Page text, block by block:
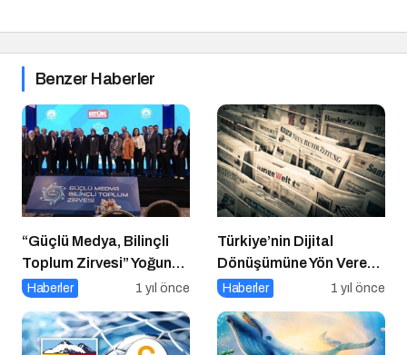
Benzer Haberler
“Güçlü Medya, Bilinçli
Toplum Zirvesi” Yoğun
Katılımla Gerçekleşti
Haberler 1 yıl önce
Türkiye’nin Dijital
Dönüşümüne Yön Veren
15 Platform
Haberler 1 yıl önce